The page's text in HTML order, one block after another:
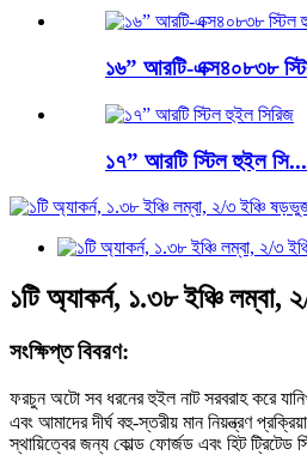
১৬” আরটি-এক্স৪০৮৩৮
১৭” আরটি স্টিল হুইল সি...
১টি অ্যাকর্ন, ১.৩৮ ইঞ্চি লম্বা,
সংক্ষিপ্ত বিবরণ:
ফরচুন অটো সব ধরনের হুইল নাট সরবরাহ করে যা
এবং আমাদের দীর্ঘ বহু-স্তরীয় মান নিয়ন্ত্রণ
স্থায়িত্বের জন্য কোল্ড ফোর্জড এবং হিট ট্রিটেড